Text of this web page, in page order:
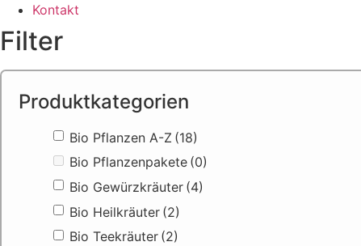
Kontakt
Filter
Produktkategorien
Bio Pflanzen A-Z (18)
Bio Pflanzenpakete (0)
Bio Gewürzkräuter (4)
Bio Heilkräuter (2)
Bio Teekräuter (2)